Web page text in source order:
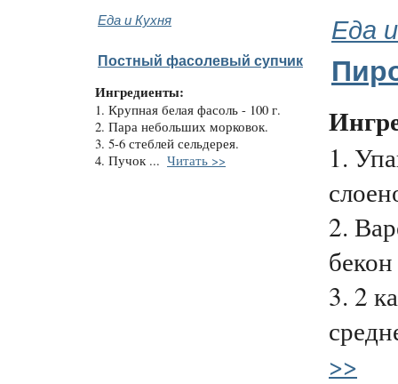
Еда и Кухня Еда
Постный фасолевый супчик
Ингредиенты:
1. Крупная белая фасоль - 100 г.
2. Пара небольших морковок.
3. 5-6 стеблей сельдерея.
4. Пучок ... Читать >>
1.
2.
3. 2
>>